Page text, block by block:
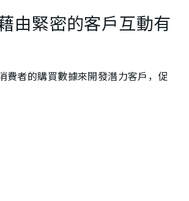
由緊密的客戶互動有
者的購買數據來開發潛力客戶，促